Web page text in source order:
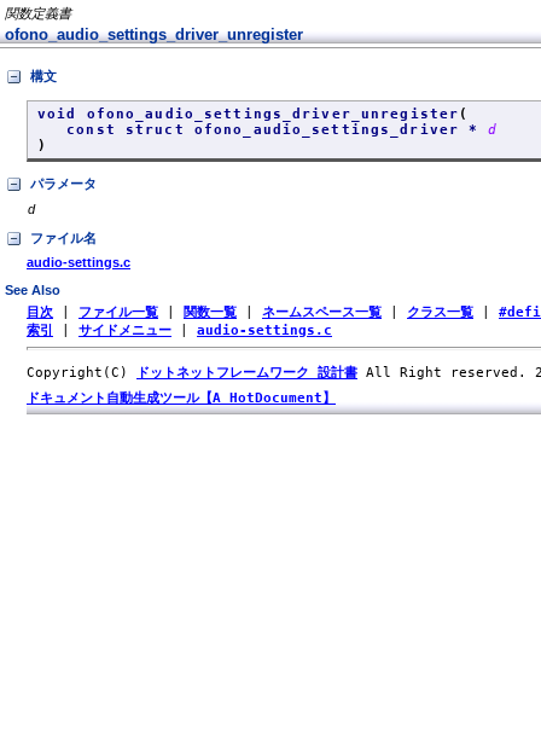
関数定義書
ofono_audio_settings_driver_unregister
構文
void ofono_audio_settings_driver_unregister (
const struct ofono_audio_settings_driver *d
)
パラメータ
d
ファイル名
audio-settings.c
See Also
目次 ファイル一覧 関数一覧 ネームスペース一覧 クラス一覧
索引
サイドメニュー audio-settings.c
Copyright(C) ドットネットフレームワーク 設計書 All Right reserved.
ドキュメント自動生成ツール【A HotDocument】